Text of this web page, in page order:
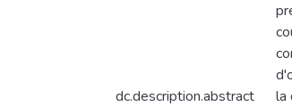
dc.description.abstract
la